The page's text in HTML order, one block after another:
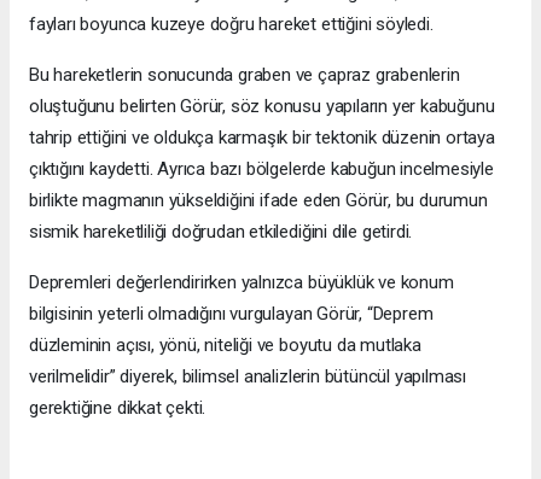
fayları boyunca kuzeye doğru hareket ettiğini söyledi.
Bu hareketlerin sonucunda graben ve çapraz grabenlerin
oluştuğunu belirten Görür, söz konusu yapıların yer kabuğunu
tahrip ettiğini ve oldukça karmaşık bir tektonik düzenin ortaya
çıktığını kaydetti. Ayrıca bazı bölgelerde kabuğun incelmesiyle
birlikte magmanın yükseldiğini ifade eden Görür, bu durumun
sismik hareketliliği doğrudan etkilediğini dile getirdi.
Depremleri değerlendirirken yalnızca büyüklük ve konum
bilgisinin yeterli olmadığını vurgulayan Görür, “Deprem
düzleminin açısı, yönü, niteliği ve boyutu da mutlaka
verilmelidir” diyerek, bilimsel analizlerin bütüncül yapılması
gerektiğine dikkat çekti.